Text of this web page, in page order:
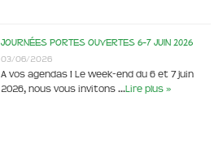
Journées portes ouvertes 6-7 juin 2026
03/06/2026
A vos agendas ! Le week-end du 6 et 7 juin
2026, nous vous invitons …Lire plus »